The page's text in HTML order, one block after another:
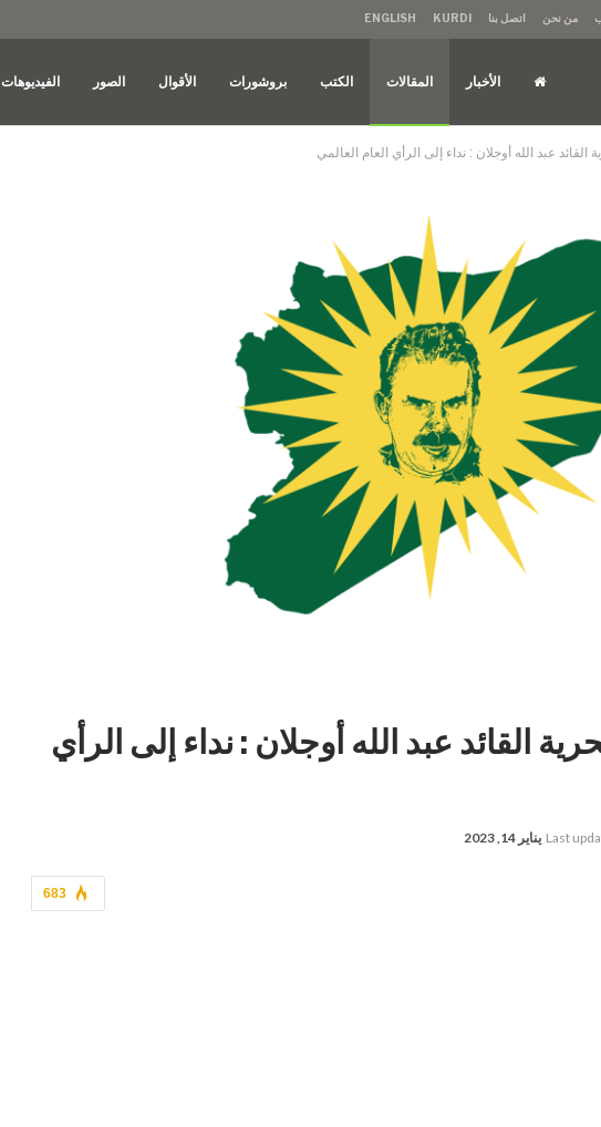
من نحن اتصل بنا KURDI
ENGLISH
الأخبار المقالات الكتب بروشورات الأقوال الصور الفيديوهات
القائد عبد الله أوجلان : نداء إلى الرأي العام العالمي
القائد عبد الله أوجلان : نداء إلى الرأي
Last يناير 14, 2023
683